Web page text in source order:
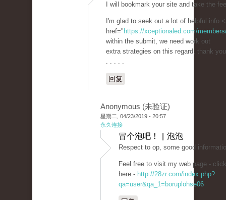
I will bookmark your site and take the
I'm glad to seek out a lot of helpful info
href=" https://xceptionaled.com/
within the submit, we need work out
extra strategies on this regard, thank
. . . . .
回复
Anonymous (未验证)
星期二, 04/23/2019 - 20:57
永久连接
冒个泡吧！ | 泡泡
Respect to op, some good
Feel free to visit my web page - click
here - http://28zr.com/index.php?
qa=user&qa_1=boruplohse06